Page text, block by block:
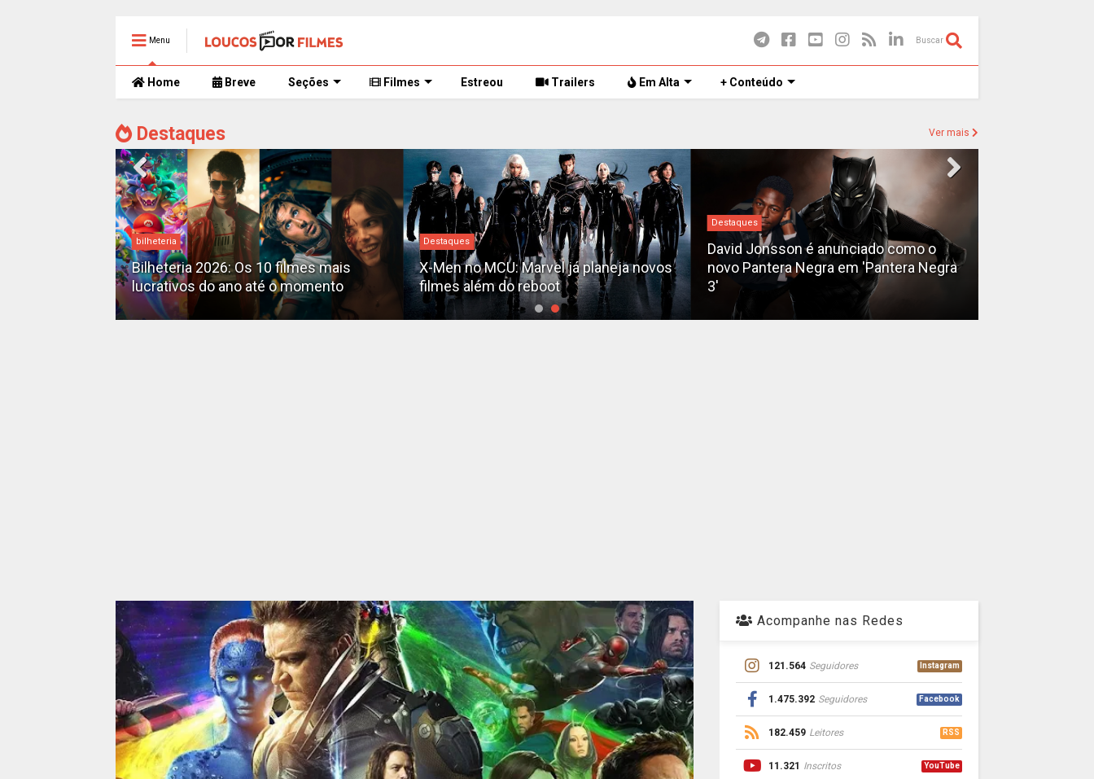
Menu Buscar
Home Breve Seções Filmes Estreou Trailers Em Alta + Conteúdo
Destaques Ver mais
bilheteria
Bilheteria 2026: Os 10 filmes mais
lucrativos do ano até o momento
Destaques
X-Men no MCU: Marvel já planeja novos
filmes além do reboot
Destaques
David Jonsson é anunciado como o
novo Pantera Negra em 'Pantera Negra
3'
Acompanhe nas Redes
121.564 Seguidores Instagram
1.475.392 Seguidores Facebook
182.459 Leitores RSS
11.321 Inscritos YouTube